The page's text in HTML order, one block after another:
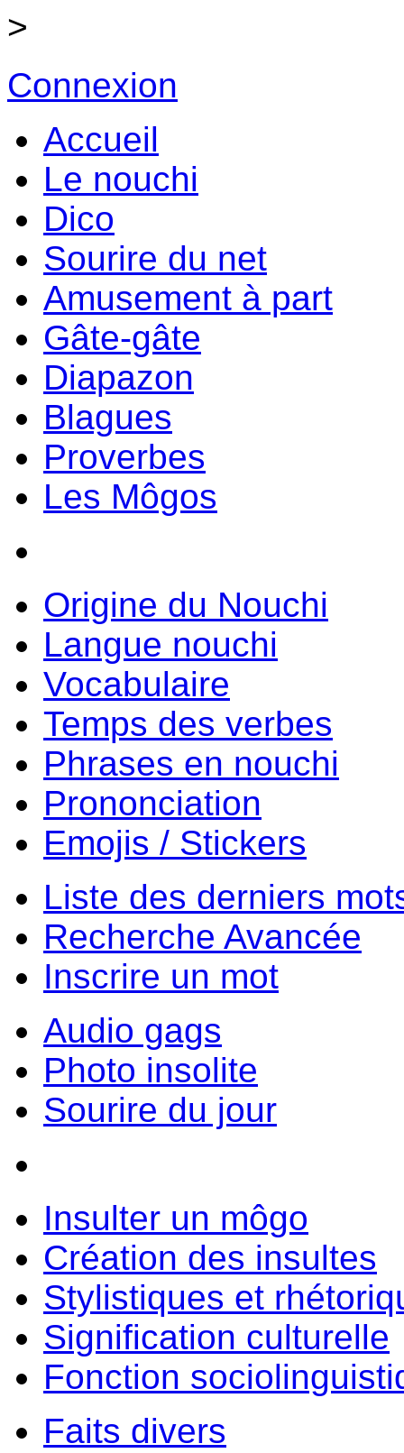
>
Connexion
Accueil
Le nouchi
Dico
Sourire du net
Amusement à part
Gâte-gâte
Diapazon
Blagues
Proverbes
Les Môgos
Origine du Nouchi
Langue nouchi
Vocabulaire
Temps des verbes
Phrases en nouchi
Prononciation
Emojis / Stickers
Liste des derniers
Recherche Avancée
Inscrire un mot
Audio gags
Photo insolite
Sourire du jour
Insulter un môgo
Création des insultes
Stylistiques et
Signification culturelle
Fonction
Faits divers